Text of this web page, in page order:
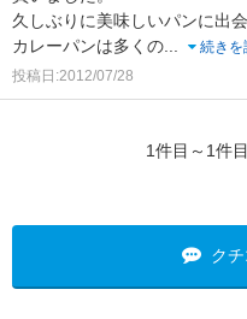
久しぶりに美味しいパンに出
カレーパンは多くの
続きを
投稿日:2012/07/28
1件目～1件
ク